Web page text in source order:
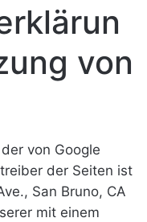
von
von Google
der Seiten ist
San Bruno, CA
mit einem